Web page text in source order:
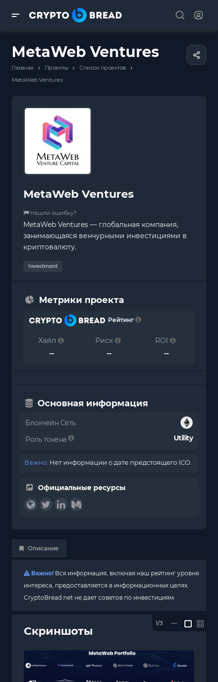
MetaWeb Ventures
Главная › Проекты › Список проектов ›
MetaWeb Ventures
MetaWeb Ventures
Нашли ошибку?
MetaWeb Ventures — глобальная компания,
занимающаяся венчурными инвестициями в
криптовалюту.
Investment
Метрики проекта
Рейтинг
Хайп
--
Риск
--
ROI
--
Основная информация
Блокчейн Сеть
Роль токена
Utility
Важно: Нет информации о дате предстоящего ICO.
Официальные ресурсы
Описание
Важно! Вся информация, включая наш рейтинг уровня
интереса, предоставляется в информационных целях.
CryptoBread.net не дает советов по инвестициям.
Скриншоты
1/3 —